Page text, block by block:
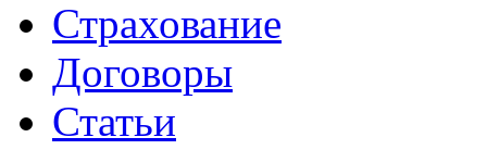
Страхование
Договоры
Статьи